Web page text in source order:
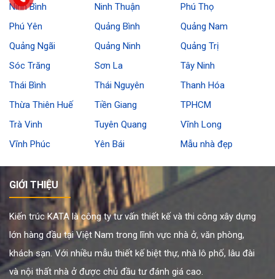
Ninh Bình
Ninh Thuận
Phú Thọ
Phú Yên
Quảng Bình
Quảng Nam
Quảng Ngãi
Quảng Ninh
Quảng Trị
Sóc Trăng
Sơn La
Tây Ninh
Thái Bình
Thái Nguyên
Thanh Hóa
Thừa Thiên Huế
Tiền Giang
TPHCM
Trà Vinh
Tuyên Quang
Vĩnh Long
Vĩnh Phúc
Yên Bái Mẫu nhà đẹp
GIỚI THIỆU
Kiến trúc KATA là công ty tư vấn thiết kế và thi công xây dựng
lớn hàng đầu tại Việt Nam trong lĩnh vực nhà ở, văn phòng,
khách sạn. Với nhiều mẫu thiết kế biệt thự, nhà lô phố, lâu đài
và nội thất nhà ở được chủ đầu tư đánh giá cao.